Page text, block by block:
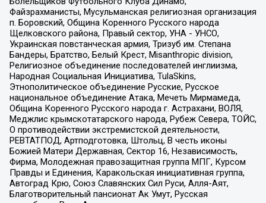
Файзрахманисты, Мусульманская религиозная организация
п. Боровский, Община Коренного Русского народа
Щелковского района, Правый сектор, УНА - УНСО,
Украинская повстанческая армия, Тризуб им. Степана
Бандеры, Братство, Белый Крест, Misanthropic division,
Религиозное объединение последователей инглиизма,
Народная Социальная Инициатива, TulaSkins,
Этнополитическое объединение Русские, Русское
национальное объединение Атака, Мечеть Мирмамеда,
Община Коренного Русского народа г. Астрахани, ВОЛЯ,
Меджлис крымскотатарского народа, Рубеж Севера, ТОЙС,
О противодействии экстремистской деятельности,
РЕВТАТПОД, Артподготовка, Штольц, В честь иконы
Божией Матери Державная, Сектор 16, Независимость,
Фирма, Молодежная правозащитная группа МПГ, Курсом
Правды и Единения, Каракольская инициативная группа,
Автоград Крю, Союз Славянских Сил Руси, Алля-Аят,
Благотворительный пансионат Ак Умут, Русская